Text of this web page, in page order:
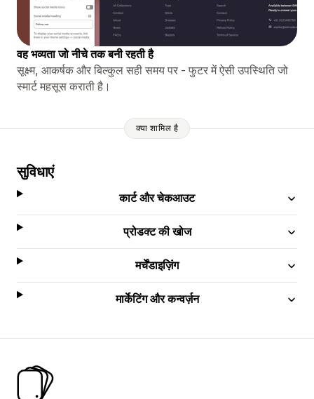
वह भव्यता जो नीचे तक बनी रहती है
सूक्ष्म, आकर्षक और बिल्कुल सही समय पर - फुटर में ऐसी उपस्थिति जो
स्मार्ट महसूस कराती है।
क्या शामिल है
सुविधाएं
कार्ट और चेकआउट
प्रोडक्ट की खोज
मर्चेंडाइज़िंग
मार्केटिंग और कन्वर्ज़न